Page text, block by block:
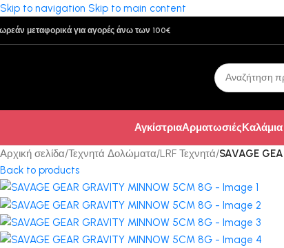
Skip to navigation Skip to main content
μεταφορικά για αγορές άνω των 100€
ΑγκίστριαΑρματωσιές
Αρχική σελίδα/Τεχνητά Δολώματα/LRF Τεχνητά/SAVAGE
Back to products